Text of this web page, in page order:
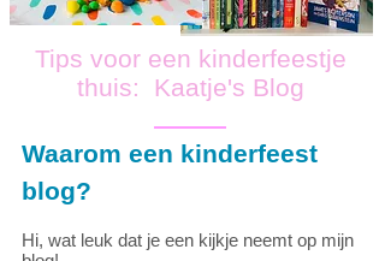
Tips voor een kinderfeestje
thuis: Kaatje's Blog
Waarom een kinderfeest
blog?
Hi, wat leuk dat je een kijkje neemt op mijn